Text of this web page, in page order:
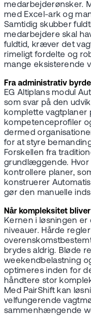
medarbejderønsker.
med Excel-ark og
Samtidig skubber
medarbejdere skal
fuldtid, kræver det
rimeligt fordelte og
mange eksisterende
Fra administrativ
EG Altiplans modul
som svar på den
komplette vagtplaner
kompetenceprofiler
dermed
for at styre
Forskellen fra
grundlæggende. Hvor
kontrollere planer,
konstruerer
gør den manuelle
Når kompleksitet
Kernen i løsningen
niveauer. Hårde
brydes aldrig. Bløde
weekendbelastning
optimeres inden for
håndtere stor
Med PairShift kan
velfungerende
sammenhængende